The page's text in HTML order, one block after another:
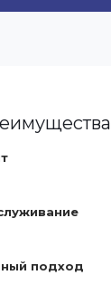
подход